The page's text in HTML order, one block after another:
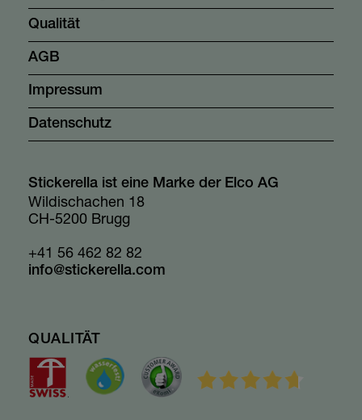
Qualität
AGB
Impressum
Datenschutz
Stickerella ist eine Marke der Elco AG
Wildischachen 18
CH-5200 Brugg
+41 56 462 82 82
info@stickerella.com
QUALITÄT